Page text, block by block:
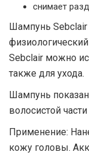
снимает
Шампунь Sebclair
Sebclair можно
также для ухода.
Шампунь
волосистой
Применение:
кожу головы.